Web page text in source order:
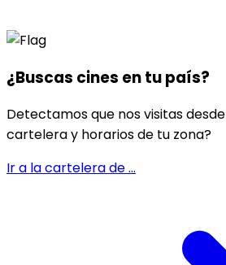
¿Buscas cines entu país?
Detectamos que nos visitas desde
cartelera y horarios de tu zona?
Ir a la cartelera de...